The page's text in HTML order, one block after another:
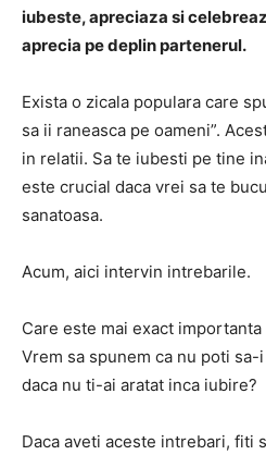
iubeste, apreciaza si
aprecia pe deplin partenerul.
Exista o zicala populara care
sa ii raneasca pe oameni”.
in relatii. Sa te iubesti pe tine
este crucial daca vrei sa te
sanatoasa.
Acum, aici intervin intrebarile.
Care este mai exact
Vrem sa spunem ca nu poti
daca nu ti-ai aratat inca iubire?
Daca aveti aceste intrebari, fiti